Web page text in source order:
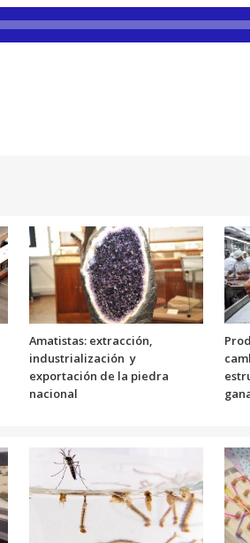
Amatistas: extracción,
industrialización y
exportación de la piedra
nacional